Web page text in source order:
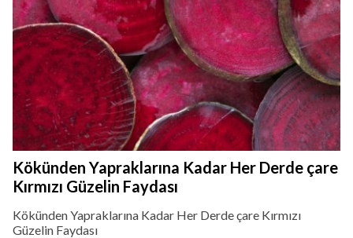
Kökünden Yapraklarına Kadar Her Derde çare
Kırmızı Güzelin Faydası
Kökünden Yapraklarına Kadar Her Derde çare Kırmızı
Güzelin Faydası